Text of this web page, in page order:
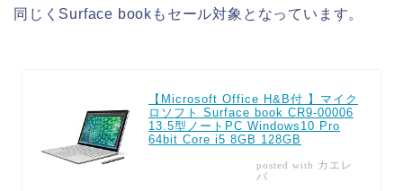
同じくSurface bookもセール対象となっています。
【Microsoft Office H&B付 】マイク
ロソフト Surface book CR9-00006
13.5型ノートPC Windows10 Pro
64bit Core i5 8GB 128GB
posted with カエレ
バ